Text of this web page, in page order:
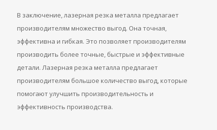
В заключение, лазерная резка металла предлагает
производителям множество выгод. Она точная,
эффективна и гибкая. Это позволяет производителям
производить более точные, быстрые и эффективные
детали. Лазерная резка металла предлагает
производителям большое количество выгод, которые
помогают улучшить производительность и
эффективность производства.